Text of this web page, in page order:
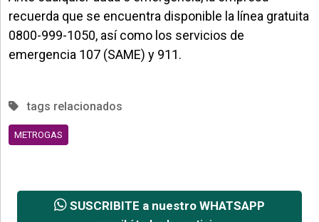
recuerda que se encuentra disponible la línea gratuita
0800-999-1050, así como los servicios de
emergencia 107 (SAME) y 911.
tags relacionados
METROGAS
SUSCRIBITE a nuestro WHATSAPP